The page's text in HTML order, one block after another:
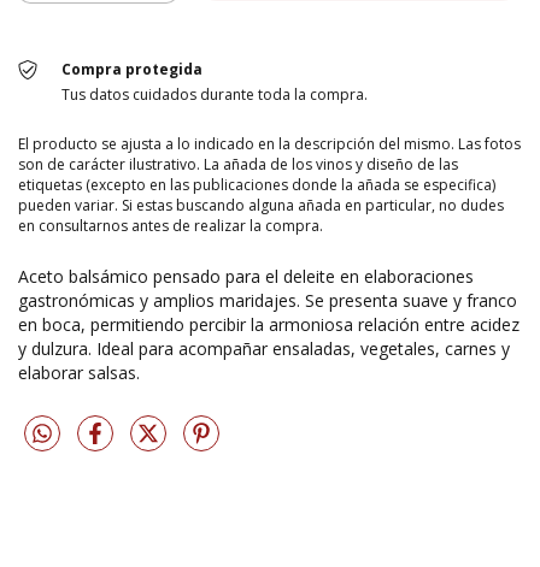
Compra protegida
Tus datos cuidados durante toda la compra.
El producto se ajusta a lo indicado en la descripción del mismo. Las fotos
son de carácter ilustrativo. La añada de los vinos y diseño de las
etiquetas (excepto en las publicaciones donde la añada se especifica)
pueden variar. Si estas buscando alguna añada en particular, no dudes
en consultarnos antes de realizar la compra.
Aceto balsámico pensado para el deleite en elaboraciones
gastronómicas y amplios maridajes. Se presenta suave y franco
en boca, permitiendo percibir la armoniosa relación entre acidez
y dulzura. Ideal para acompañar ensaladas, vegetales, carnes y
elaborar salsas.